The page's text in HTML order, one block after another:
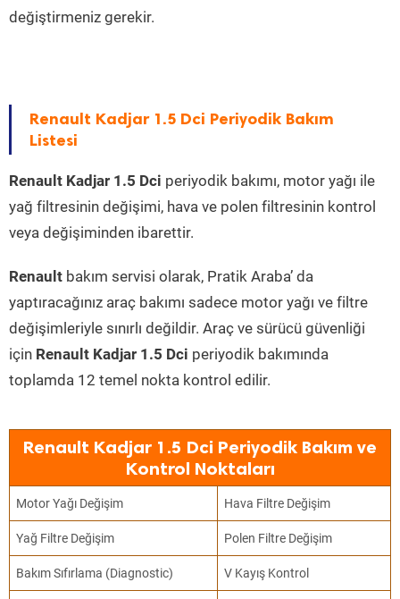
değiştirmeniz gerekir.
Renault Kadjar 1.5 Dci Periyodik Bakım
Listesi
Renault Kadjar 1.5 Dci periyodik bakımı, motor yağı ile
yağ filtresinin değişimi, hava ve polen filtresinin kontrol
veya değişiminden ibarettir.
Renault bakım servisi olarak, Pratik Araba’ da
yaptıracağınız araç bakımı sadece motor yağı ve filtre
değişimleriyle sınırlı değildir. Araç ve sürücü güvenliği
için Renault Kadjar 1.5 Dci periyodik bakımında
toplamda 12 temel nokta kontrol edilir.
Renault Kadjar 1.5 Dci Periyodik Bakım ve
Kontrol Noktaları
Motor Yağı Değişim Hava Filtre Değişim
Yağ Filtre Değişim Polen Filtre Değişim
Bakım Sıfırlama (Diagnostic) V Kayış Kontrol